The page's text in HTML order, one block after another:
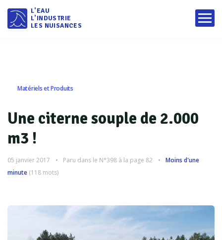
L'EAU
L'INDUSTRIE
LES NUISANCES
Matériels et Produits
Une citerne souple de 2.000
m3 !
05 janvier 2017 Paru dans le N°398 à la page 82
Moins d'une
minute (118 mots)